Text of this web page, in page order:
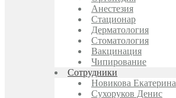
Анестезия
Стационар
Дерматология
Стоматология
Вакцинация
Чипирование
Cотрудники
Новикова Екатерина
Сухоруков Денис